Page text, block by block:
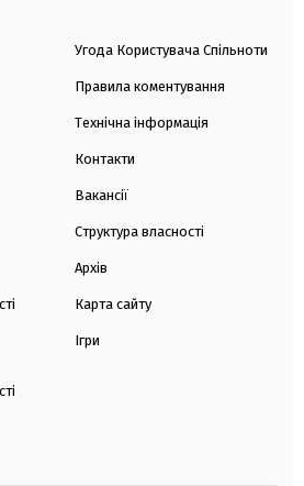
Угода Користувача Спільноти
Правила коментування
Технічна інформація
Контакти
Вакансії
Структура власності
Архів
Карта сайту
Ігри